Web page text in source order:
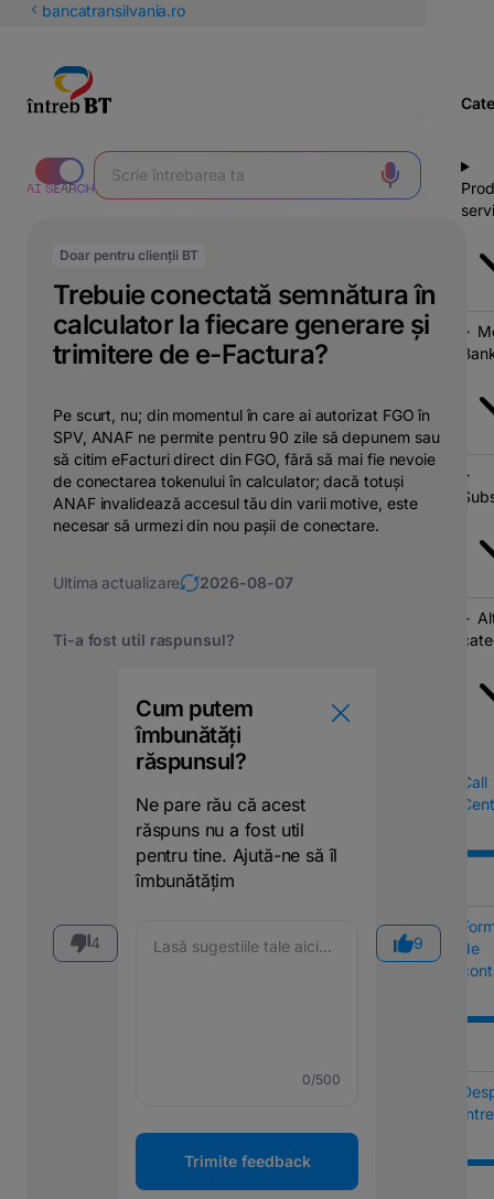
latineștibancatransilvania.ro
Call
de
Doar pentru clienții BT
Trebuie conectată semnătura în
calculator la fiecare generare și
trimitere de e-Factura?
Pe scurt, nu; din momentul în care ai autorizat FGO în
SPV, ANAF ne permite pentru 90 zile să depunem sau
să citim eFacturi direct din FGO, fără să mai fie nevoie
de conectarea tokenului în calculator; dacă totuși
ANAF invalidează accesul tău din varii motive, este
necesar să urmezi din nou pașii de conectare.
Ultima actualizare 2026-08-07
Ti-a fost util raspunsul?
4
Cum putem
îmbunătăți
răspunsul?
Ne pare rău că acest
răspuns nu a fost util
pentru tine. Ajută-ne să îl
îmbunătățim
0/500
Trimite feedback
9